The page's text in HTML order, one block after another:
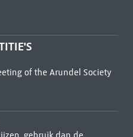
of the Arundel Society